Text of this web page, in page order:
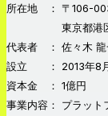
所在地 ： 〒106-
東京都港区六本
代表者 ： 佐々木 龍
設立 ： 2013年8
資本金 ： 1億円
事業内容： プラット